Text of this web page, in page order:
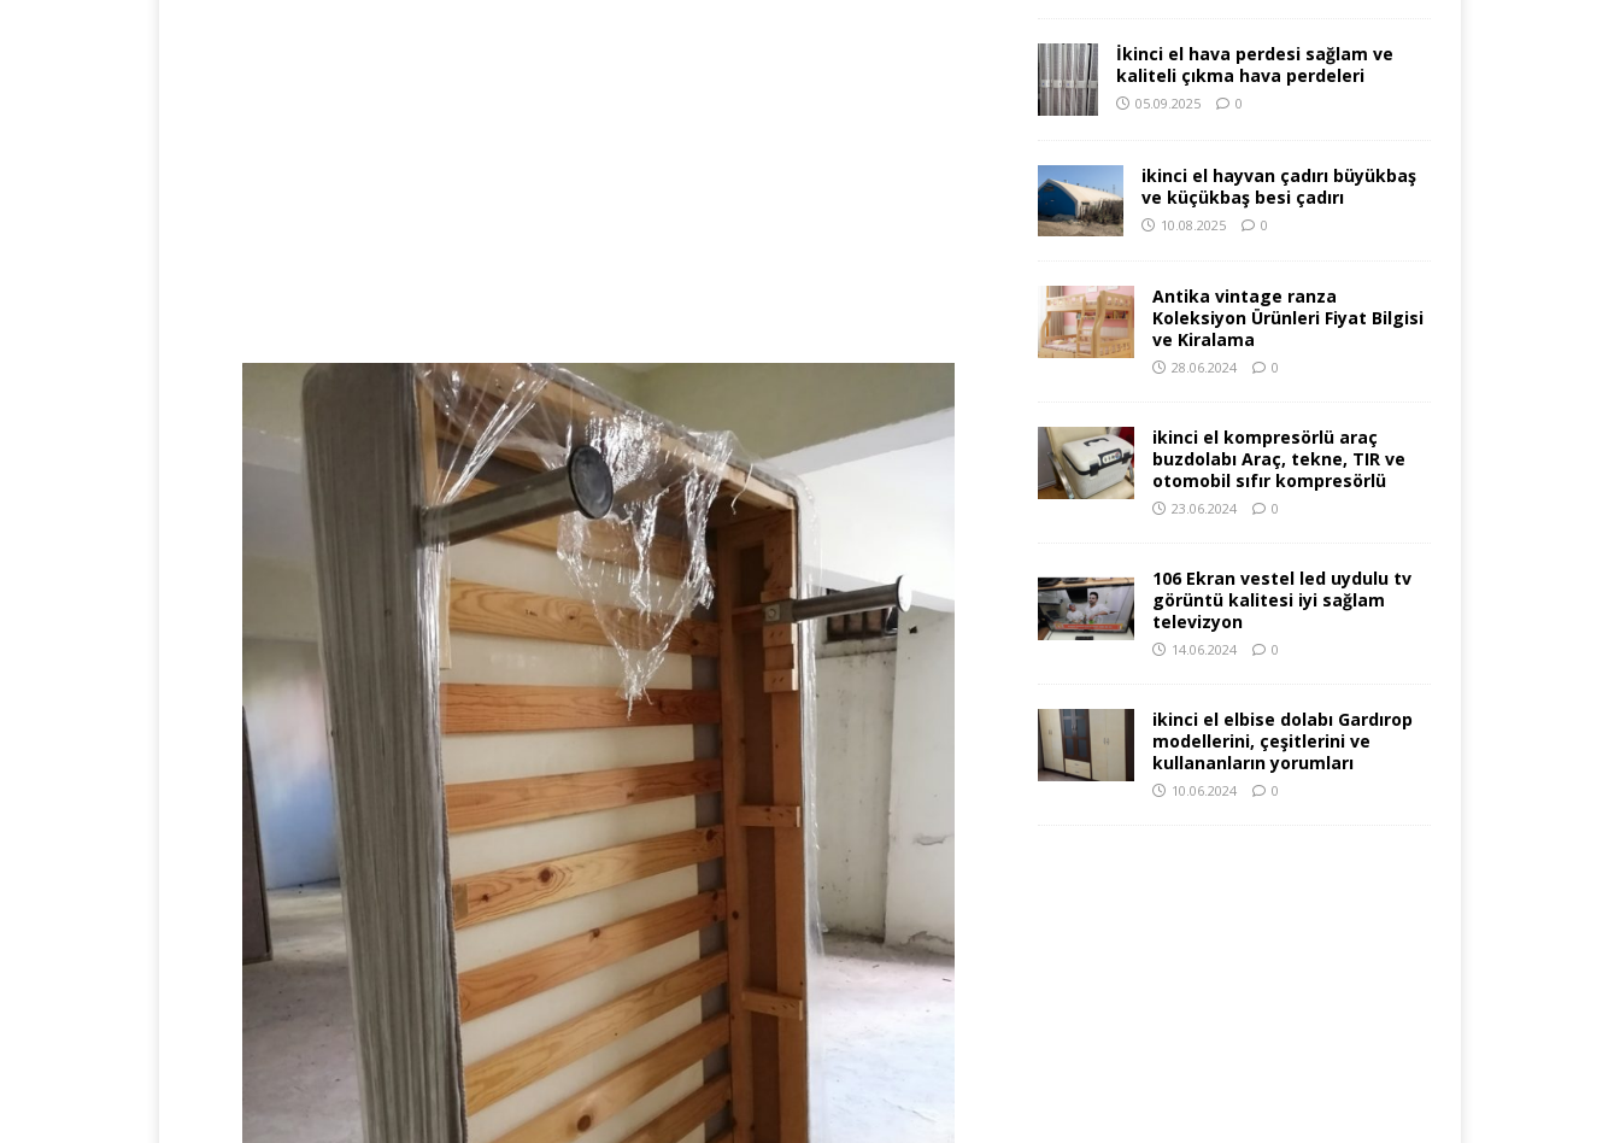
İkinci el hava perdesi sağlam ve
kaliteli çıkma hava perdeleri
05.09.2025 0
ikinci el hayvan çadırı büyükbaş
ve küçükbaş besi çadırı
10.08.2025 0
Antika vintage ranza
Koleksiyon Ürünleri Fiyat Bilgisi
ve Kiralama
28.06.2024 0
ikinci el kompresörlü araç
buzdolabı Araç, tekne, TIR ve
otomobil sıfır kompresörlü
23.06.2024 0
106 Ekran vestel led uydulu tv
görüntü kalitesi iyi sağlam
televizyon
14.06.2024 0
ikinci el elbise dolabı Gardırop
modellerini, çeşitlerini ve
kullananların yorumları
10.06.2024 0